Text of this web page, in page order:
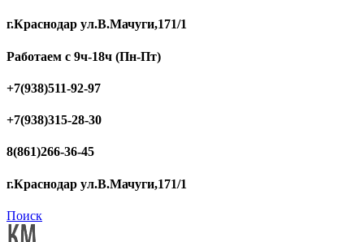
г.Краснодар ул.В.Мачуги,171/1
Работаем с 9ч-18ч (Пн-Пт)
+7(938)511-92-97
+7(938)315-28-30
8(861)266-36-45
г.Краснодар ул.В.Мачуги,171/1
Поиск